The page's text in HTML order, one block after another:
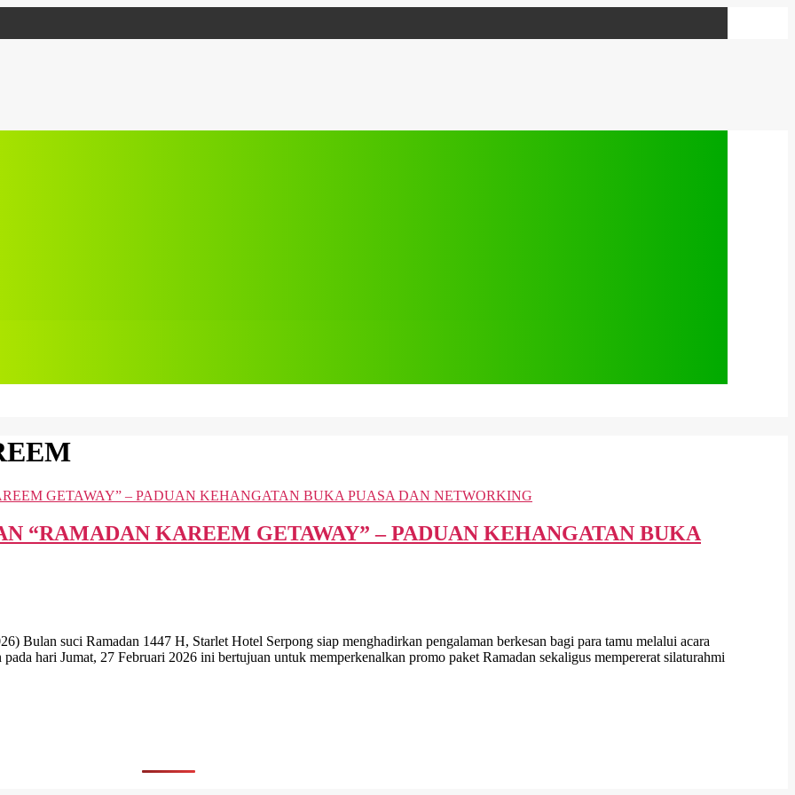
“RAMADAN KAREEM GETAWAY” – PADUAN KEHANGATAN BUKA
suci Ramadan 1447 H, Starlet Hotel Serpong siap menghadirkan pengalaman berkesan bagi para tamu melalui acara
hari Jumat, 27 Februari 2026 ini bertujuan untuk memperkenalkan promo paket Ramadan sekaligus mempererat silaturahmi